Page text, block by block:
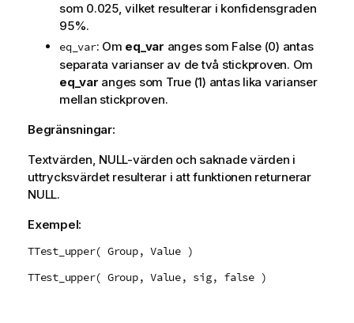
som 0.025, vilket resulterar i konfidensgraden
95%.
eq_var: Om eq_var anges som False(0) antas
separata varianser av de två stickproven. Om
eq_var anges som True(1) antas lika varianser
mellan stickproven.
Begränsningar:
Textvärden, NULL-värden och saknade värden i
uttrycksvärdet resulterar i att funktionen returnerar
NULL.
Exempel:
TTest_upper( Group, Value )
TTest_upper( Group, Value, sig, false )